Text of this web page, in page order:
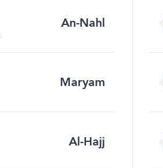
An-Nahl
Maryam
Al-Hajj